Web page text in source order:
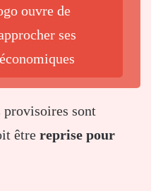
ouvre de
ses
provisoires sont
être reprise pour